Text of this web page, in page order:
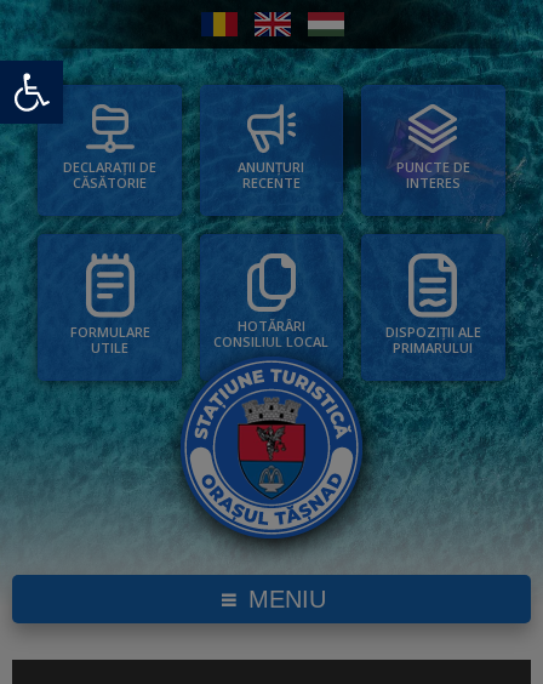
Deschide bara de unelte
DECLARAȚII DE
CĂSĂTORIE
ANUNȚURI
RECENTE
PUNCTE DE
INTERES
FORMULARE
UTILE
HOTĂRÂRI
CONSILIUL LOCAL
DISPOZIȚII ALE
PRIMARULUI
MENIU